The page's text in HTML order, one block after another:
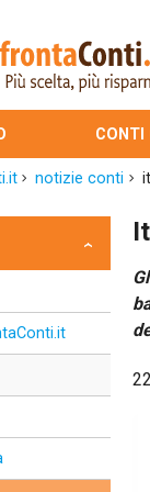
CONTI
notizie conti